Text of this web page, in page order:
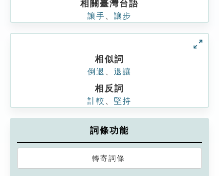
相關臺灣台語
讓手 讓步
相似詞
倒退 退讓
相反詞
計較 堅持
詞條功能
轉寄詞條